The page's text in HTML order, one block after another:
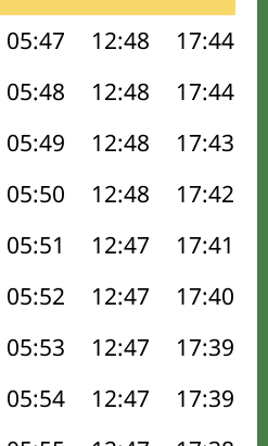
05:47 12:48 17:44
05:48 12:48 17:44
05:49 12:48 17:43
05:50 12:48 17:42
05:51 12:47 17:41
05:52 12:47 17:40
05:53 12:47 17:39
05:54 12:47 17:39